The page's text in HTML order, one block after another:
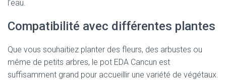
l’eau.
Compatibilité avec différentes plantes
Que vous souhaitiez planter des fleurs, des arbustes ou
même de petits arbres, le pot EDA Cancun est
suffisamment grand pour accueillir une variété de végétaux.